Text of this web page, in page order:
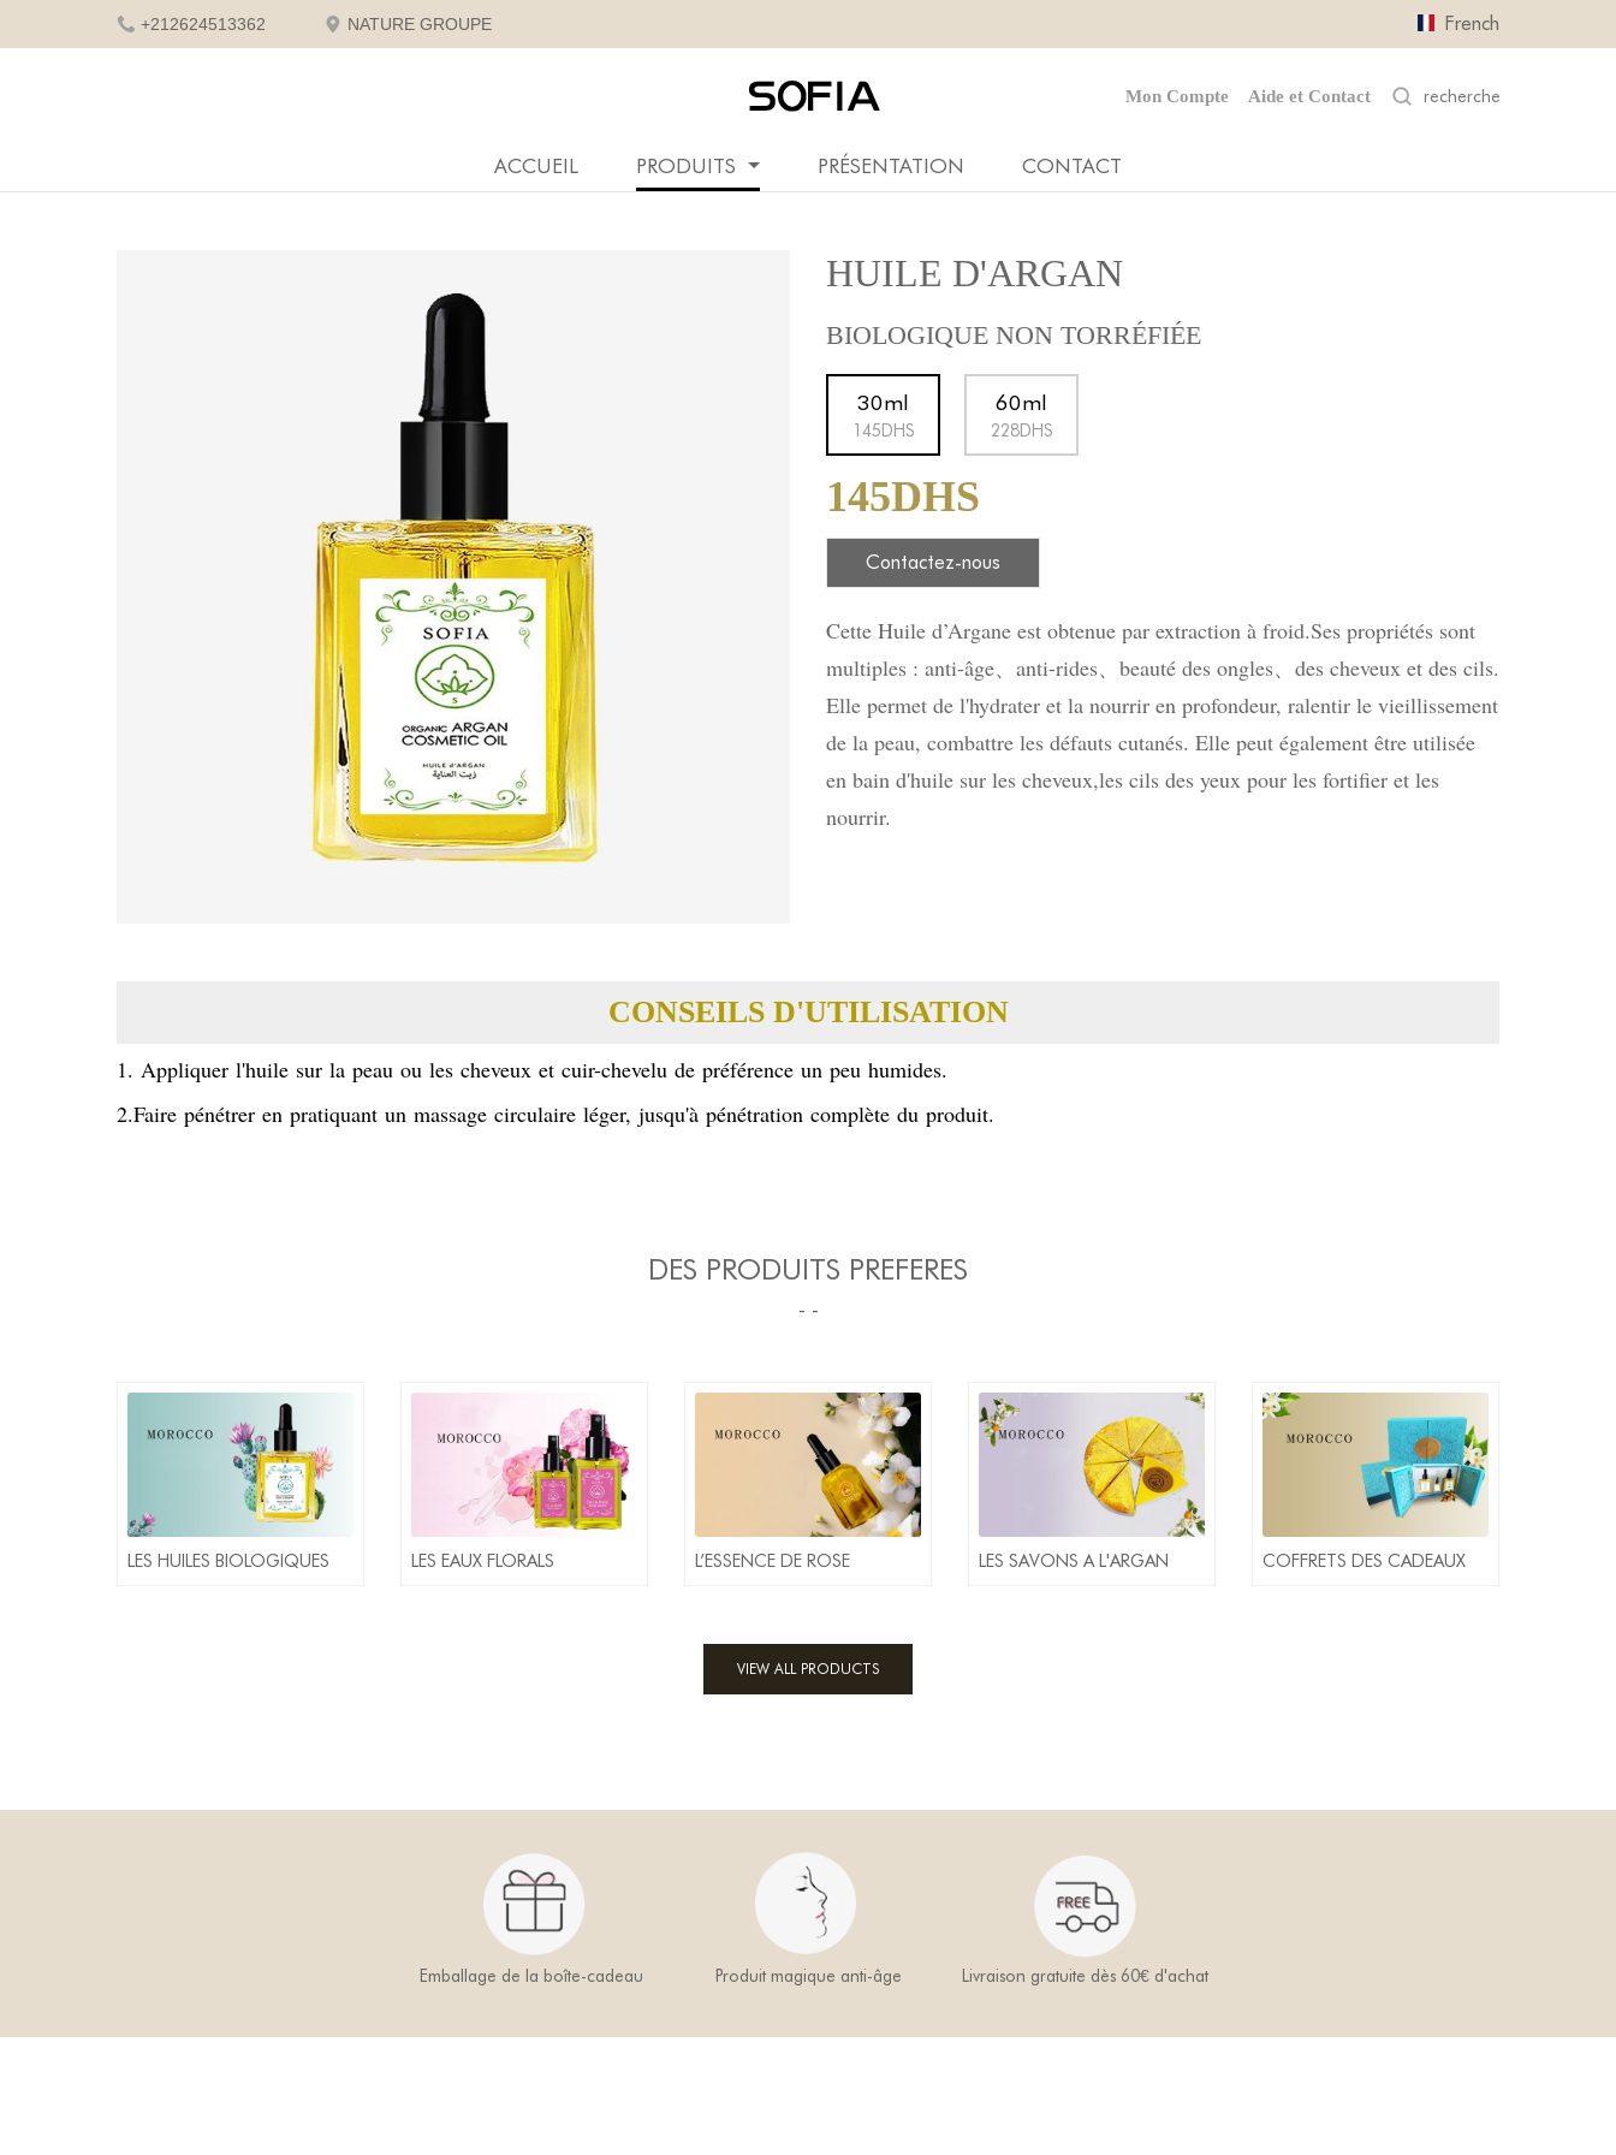
+212624513362 NATURE GROUPE French
Mon Compte Aide et Contact
ACCUEIL PRODUITS PRÉSENTATION CONTACT
HUILE D'ARGAN
BIOLOGIQUE NON TORRÉFIÉE
30ml
145DHS
60ml
228DHS
145DHS
Contactez-nous
Cette Huile d’Argane est obtenue par extraction à froid.Ses propriétés sont
multiples : anti-âge、 anti-rides、 beauté des ongles、 des cheveux et des cils.
Elle permet de l'hydrater et la nourrir en profondeur, ralentir le vieillissement
de la peau, combattre les défauts cutanés. Elle peut également être utilisée
en bain d'huile sur les cheveux,les cils des yeux pour les fortifier et les
nourrir.
CONSEILS D'UTILISATION
1. Appliquer l'huile sur la peau ou les cheveux et cuir-chevelu de préférence un peu humides.
2.Faire pénétrer en pratiquant un massage circulaire léger, jusqu'à pénétration complète du produit.
DES PRODUITS PREFERES
- -
LES HUILES BIOLOGIQUES LES EAUX FLORALS L’ESSENCE DE ROSE LES SAVONS A L'ARGAN COFFRETS DES CADEAUX
VIEW ALL PRODUCTS
Emballage de la boîte-cadeau Produit magique anti-âge Livraison gratuite dès 60€ d'achat